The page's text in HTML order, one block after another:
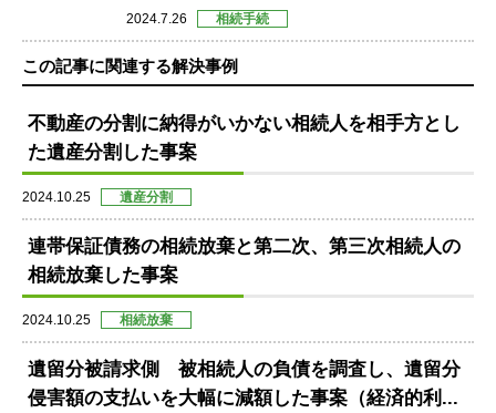
2024.7.26 相続手続
この記事に関連する解決事例
不動産の分割に納得がいかない相続人を相手方とし
た遺産分割した事案
2024.10.25 遺産分割
連帯保証債務の相続放棄と第二次、第三次相続人の
相続放棄した事案
2024.10.25 相続放棄
遺留分被請求側 被相続人の負債を調査し、遺留分
侵害額の支払いを大幅に減額した事案（経済的利...